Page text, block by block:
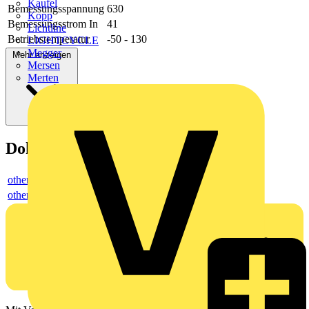
Kaufel
Kopp
Lichtline
LIGHTCYCLE
Megger
Mersen
Merten
Bemessungsspannung 630
Bemessungsstrom In
41
Betriebstemperatur
-50 - 130
Mehr anzeigen
Dokumente
others
others